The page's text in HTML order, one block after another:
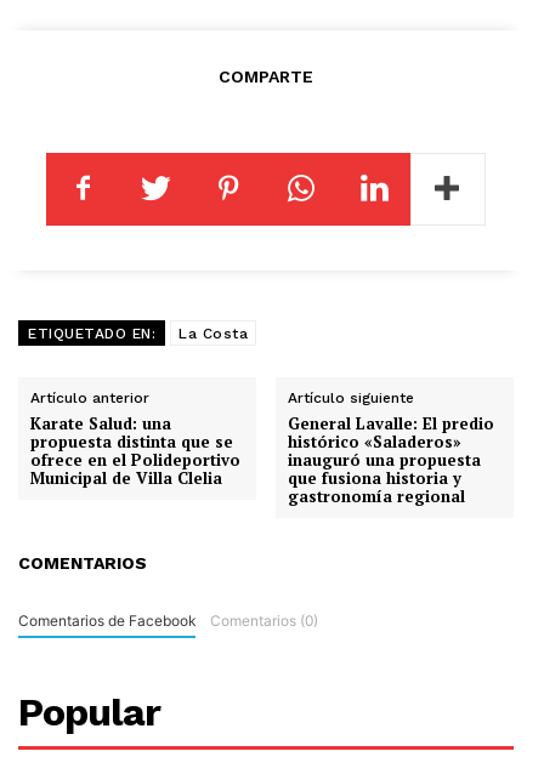
COMPARTE
ETIQUETADO EN: La Costa
Artículo anterior
Karate Salud: una
propuesta distinta que se
ofrece en el Polideportivo
Municipal de Villa Clelia
Artículo siguiente
General Lavalle: El predio
histórico «Saladeros»
inauguró una propuesta
que fusiona historia y
gastronomía regional
COMENTARIOS
Comentarios de Facebook Comentarios (0)
Popular